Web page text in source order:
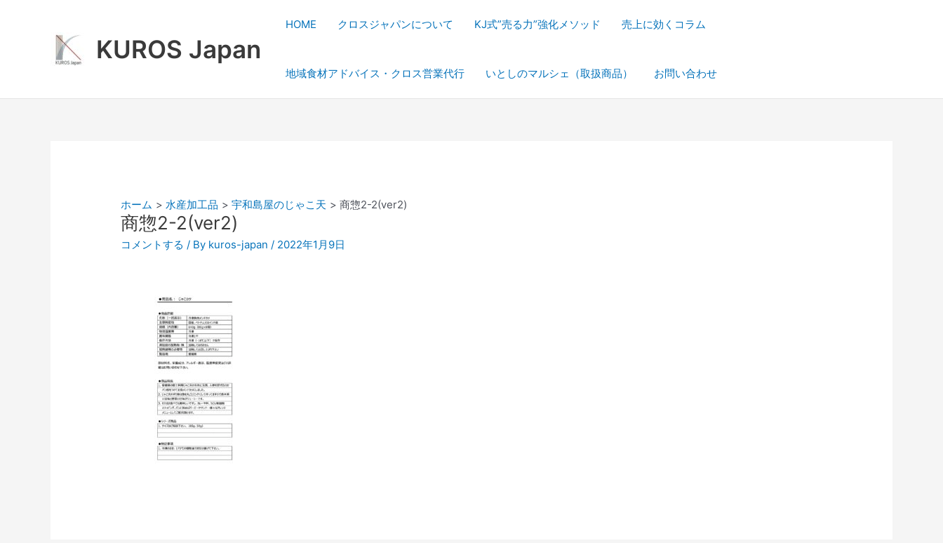
KUROS Japan
HOME クロスジャパンについて KJ式”売る力”強化メソッド 売上に効くコラム
地域食材アドバイス・クロス営業代行 いとしのマルシェ（取扱商品） お問い合わせ
ホーム 水産加工品 宇和島屋のじゃこ天 商惣2-2(ver2)
商惣2-2(ver2)
コメントする / By kuros-japan/ 2022年1月9日